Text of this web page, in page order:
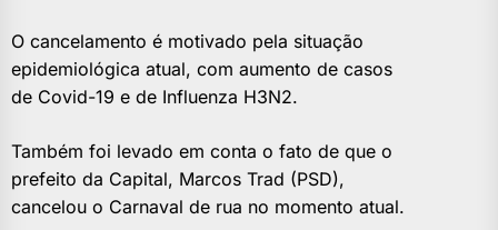
O cancelamento é motivado pela situação
epidemiológica atual, com aumento de casos
de Covid-19 e de Influenza H3N2.
Também foi levado em conta o fato de que o
prefeito da Capital, Marcos Trad (PSD),
cancelou o Carnaval de rua no momento atual.